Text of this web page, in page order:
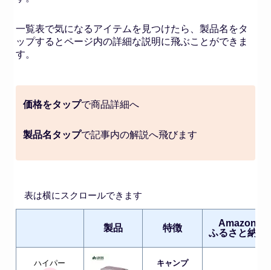
一覧表で気になるアイテムを見つけたら、製品名をタ
ップするとページ内の詳細な説明に飛ぶことができま
す。
価格をタップで商品詳細へ
製品名タップで記事内の解説へ飛びます
表は横にスクロールできます
製品 特徴
Amazon
ふるさと納税
ハイパー
キャンプ